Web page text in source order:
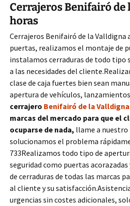
Cerrajeros Benifairó de
horas
Cerrajeros Benifairó de la Valldigna
puertas, realizamos el montaje de
instalamos cerraduras de todo tipo
a las necesidades del
clase de caja fuertes bien sean
apertura de vehículos,
cerrajero Benifairó de la Valldigna
marcas del mercado para que el
ocuparse de nada, llame a
solucionamos el problema
733Realizamos todo tipo de
seguridad como puertas
de cerraduras de todas las marcas
al cliente y su
urgencias sin costes adicionales,